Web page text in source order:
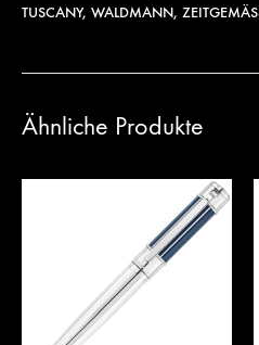
TUSCANY, WALDMANN, ZEITGEMÄSS
Ähnliche Produkte